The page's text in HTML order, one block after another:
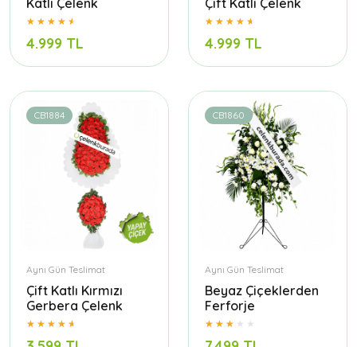
Katlı Çelenk
4.999 TL
Çift Katlı Çelenk
4.999 TL
CB1884
Aynı Gün Teslimat
Çift Katlı Kırmızı
Gerbera Çelenk
CB1860
Aynı Gün Teslimat
Beyaz Çiçeklerden
Ferforje